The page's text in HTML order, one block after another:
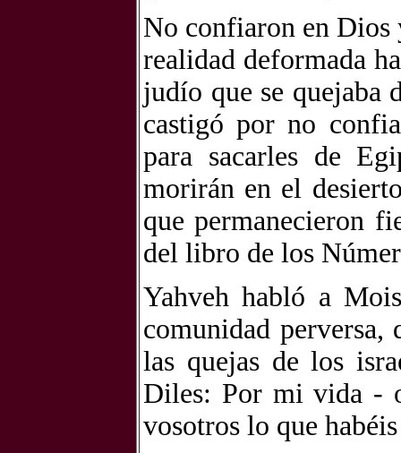
No confiaron en
realidad deformada
judío que se quejaba
castigó por no
para sacarles de
morirán en el
que permanecieron
del libro de los
Yahveh habló a
comunidad
las quejas de los
Diles: Por mi vida -
vosotros lo que